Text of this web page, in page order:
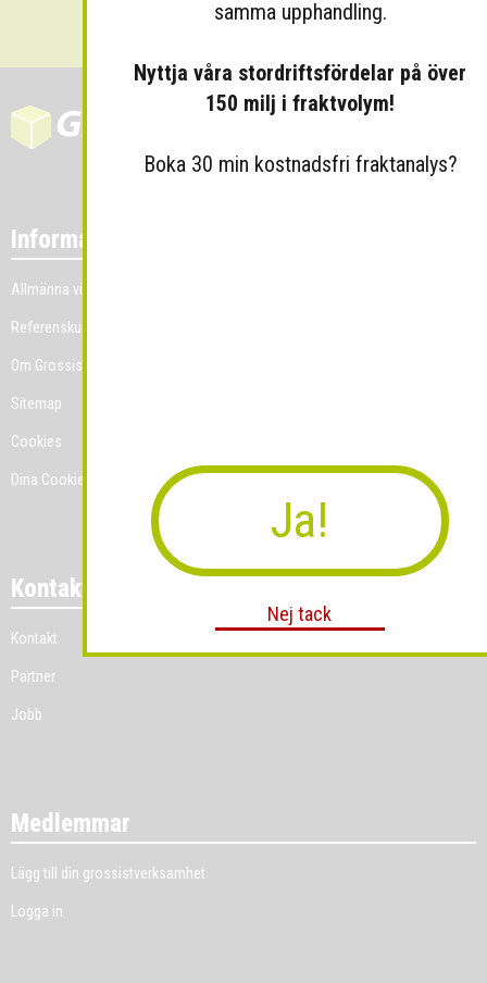
Information
Allmänna villkor
Referenskunder
Om Grossist.se
Sitemap
Cookies
Dina Cookie-prefenser
Kontakt
Kontakt
Partner
Jobb
Medlemmar
Lägg till din grossistverksamhet
Logga in
samma upphandling.
Nyttja våra stordriftsfördelar på över
150 milj i fraktvolym!
Boka 30 min kostnadsfri fraktanalys?
Ja!
Nej tack